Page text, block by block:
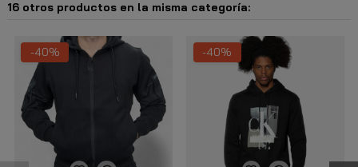
16 otros productos en la misma categoría:
-40% -40%